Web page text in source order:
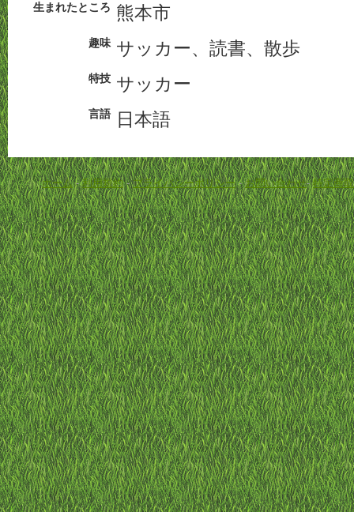
生まれたところ 熊本市
趣味 サッカー、読書、散歩
特技 サッカー
言語 日本語
ホーム-利用規約-プライバシーポリシー-お問い合わせ-特定商